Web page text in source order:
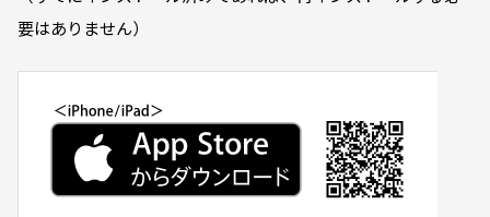
要はありません）